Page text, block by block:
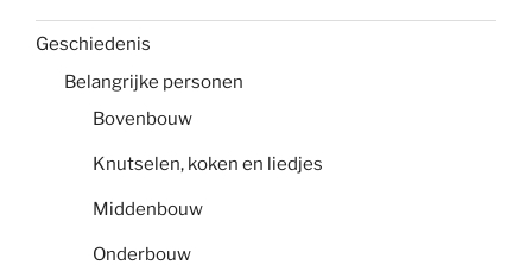
Geschiedenis
Belangrijke personen
Bovenbouw
Knutselen, koken en liedjes
Middenbouw
Onderbouw